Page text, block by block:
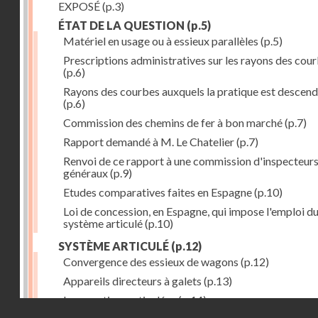
EXPOSÉ(p.3)
ÉTAT DE LA QUESTION (p.5)
Matériel en usage ou à essieux parallèles (p.5)
Prescriptions administratives sur les rayons des
(p.6)
Rayons des courbes auxquels la pratique est
(p.6)
Commission des chemins de fer à bon marché(p.7)
Rapport demandé à M. Le Chatelier(p.7)
Renvoi de ce rapport à une commission d'inspecteurs
généraux(p.9)
Etudes comparatives faites en Espagne(p.10)
Loi de concession, en Espagne, qui impose l'emploi du
système articulé(p.10)
SYSTÈME ARTICULÉ (p.12)
Convergence des essieux de wagons (p.12)
Appareils directeurs à galets (p.13)
Locomotives articulées(p.14)